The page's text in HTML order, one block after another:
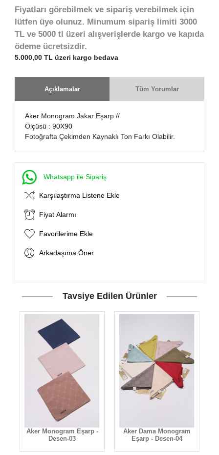
Fiyatları görebilmek ve sipariş verebilmek için
lütfen üye olunuz. Minumum sipariş limiti 3000
TL ve 5000 tl üzeri alışverişlerde kargo ve kapıda
ödeme ücretsizdir.
5.000,00 TL üzeri kargo bedava
Açıklamalar Tüm Yorumlar
Aker Monogram Jakar Eşarp //
Ölçüsü : 90X90
Fotoğrafta Çekimden Kaynaklı Ton Farkı Olabilir.
Whatsapp ile Sipariş
Karşılaştırma Listene Ekle
Fiyat Alarmı
Favorilerime Ekle
Arkadaşıma Öner
Tavsiye Edilen Ürünler
Aker Monogram Eşarp -
Desen-03
Aker Dama Monogram
Eşarp - Desen-04